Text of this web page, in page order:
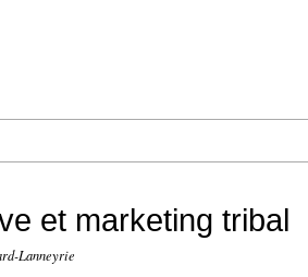
et marketing tribal
Lanneyrie